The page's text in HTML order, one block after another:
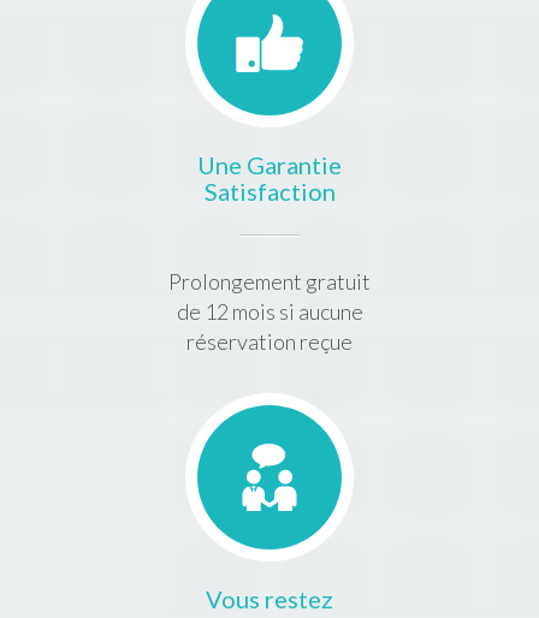
Une Garantie
Satisfaction
Prolongement gratuit
de 12 mois si aucune
réservation reçue
Vous restez